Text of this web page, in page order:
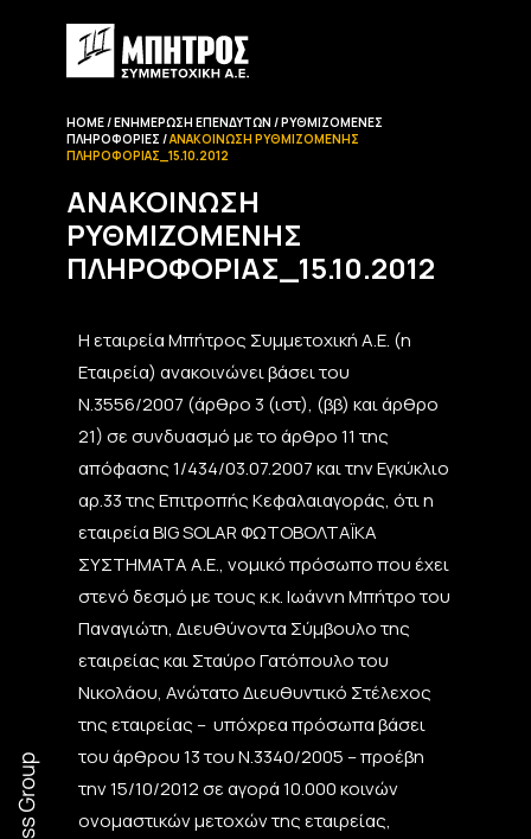
HOME ΕΝΗΜΈΡΩΣΗ EΠΕΝΔΥΤΏΝ
ΡΥΘΜΙΖΌΜΕΝΕΣ
ΠΛΗΡΟΦΟΡΊΕΣ
ΑΝΑΚΟΊΝΩΣΗ ΡΥΘΜΙΖΌΜΕΝΗΣ
ΠΛΗΡΟΦΟΡΊΑΣ_15.10.2012
ΑΝΑΚΟΊΝΩΣΗ
ΡΥΘΜΙΖΌΜΕΝΗΣ
ΠΛΗΡΟΦΟΡΊΑΣ_15.10.2012
Η εταιρεία Μπήτρος Συμμετοχική Α.Ε. (η
Εταιρεία) ανακοινώνει βάσει του
Ν.3556/2007 (άρθρο 3 (ιστ), (ββ) και άρθρο
21) σε συνδυασμό με το άρθρο 11 της
απόφασης 1/434/03.07.2007 και την Εγκύκλιο
αρ.33 της Επιτροπής Κεφαλαιαγοράς, ότι η
εταιρεία BIG SOLAR ΦΩΤΟΒΟΛΤΑΪΚΑ
ΣΥΣΤΗΜΑΤΑ Α.Ε., νομικό πρόσωπο που έχει
στενό δεσμό με τους κ.κ. Ιωάννη Μπήτρο του
Παναγιώτη, Διευθύνοντα Σύμβουλο της
εταιρείας και Σταύρο Γατόπουλο του
Νικολάου, Ανώτατο Διευθυντικό Στέλεχος
της εταιρείας – υπόχρεα πρόσωπα βάσει
του άρθρου 13 του Ν.3340/2005 – προέβη
την 15/10/2012 σε αγορά 10.000 κοινών
ονομαστικών μετοχών της εταιρείας,